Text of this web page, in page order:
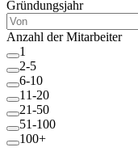
Gründungsjahr
Anzahl der Mitarbeiter
1
2-5
6-10
11-20
21-50
51-100
100+